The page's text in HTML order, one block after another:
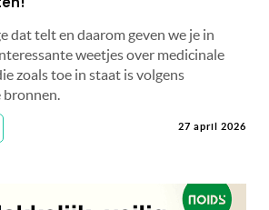
dat telt en daarom geven we je in
weetjes over medicinale
zoals toe in staat is volgens
bronnen.
27 april 2026